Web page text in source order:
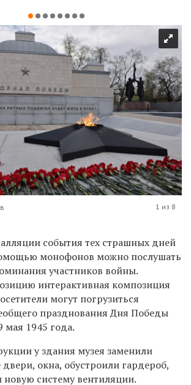
1 из 8
события тех страшных дней
монофонов можно послушать
участников войны.
интерактивная композиция
могут погрузиться
празднования Дня Победы
мая 1945 года.
у здания музея заменили
окна, обустроили гардероб,
новую систему вентиляции.